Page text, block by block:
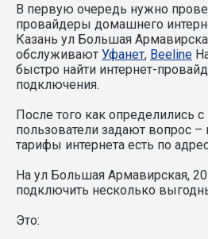
В первую очередь нужно
провайдеры домашнего
Казань ул Большая
обслуживают Уфанет, Beeline
быстро найти интернет-
подключения.
После того как определились
пользователи задают вопрос –
тарифы интернета есть по
На ул Большая Армавирская,
подключить несколько
Это: